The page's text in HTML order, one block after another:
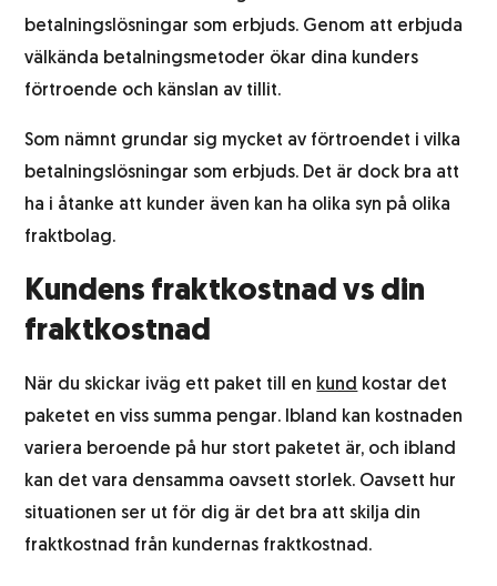
betalningslösningar som erbjuds. Genom att erbjuda
välkända betalningsmetoder ökar dina kunders
förtroende och känslan av tillit.
Som nämnt grundar sig mycket av förtroendet i vilka
betalningslösningar som erbjuds. Det är dock bra att
ha i åtanke att kunder även kan ha olika syn på olika
fraktbolag.
Kundens fraktkostnad vs din
fraktkostnad
När du skickar iväg ett paket till en kund kostar det
paketet en viss summa pengar. Ibland kan kostnaden
variera beroende på hur stort paketet är, och ibland
kan det vara densamma oavsett storlek. Oavsett hur
situationen ser ut för dig är det bra att skilja din
fraktkostnad från kundernas fraktkostnad.